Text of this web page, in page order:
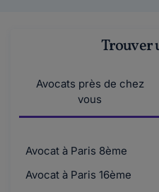
certain nombre de
le 22-05-
choisir son avenir
Trouver
Avocats près de chez
vous
Avocat à Paris 8ème
Avocat à Paris 16ème